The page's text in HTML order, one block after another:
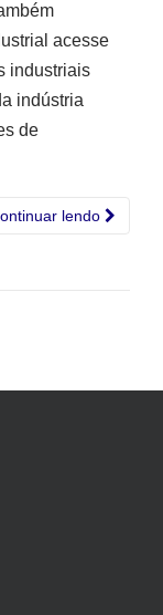
acesse
industriais
indústria
de
lendo